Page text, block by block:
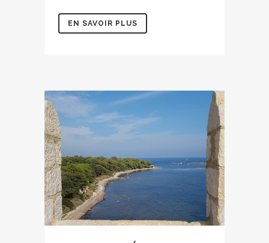
EN SAVOIR PLUS